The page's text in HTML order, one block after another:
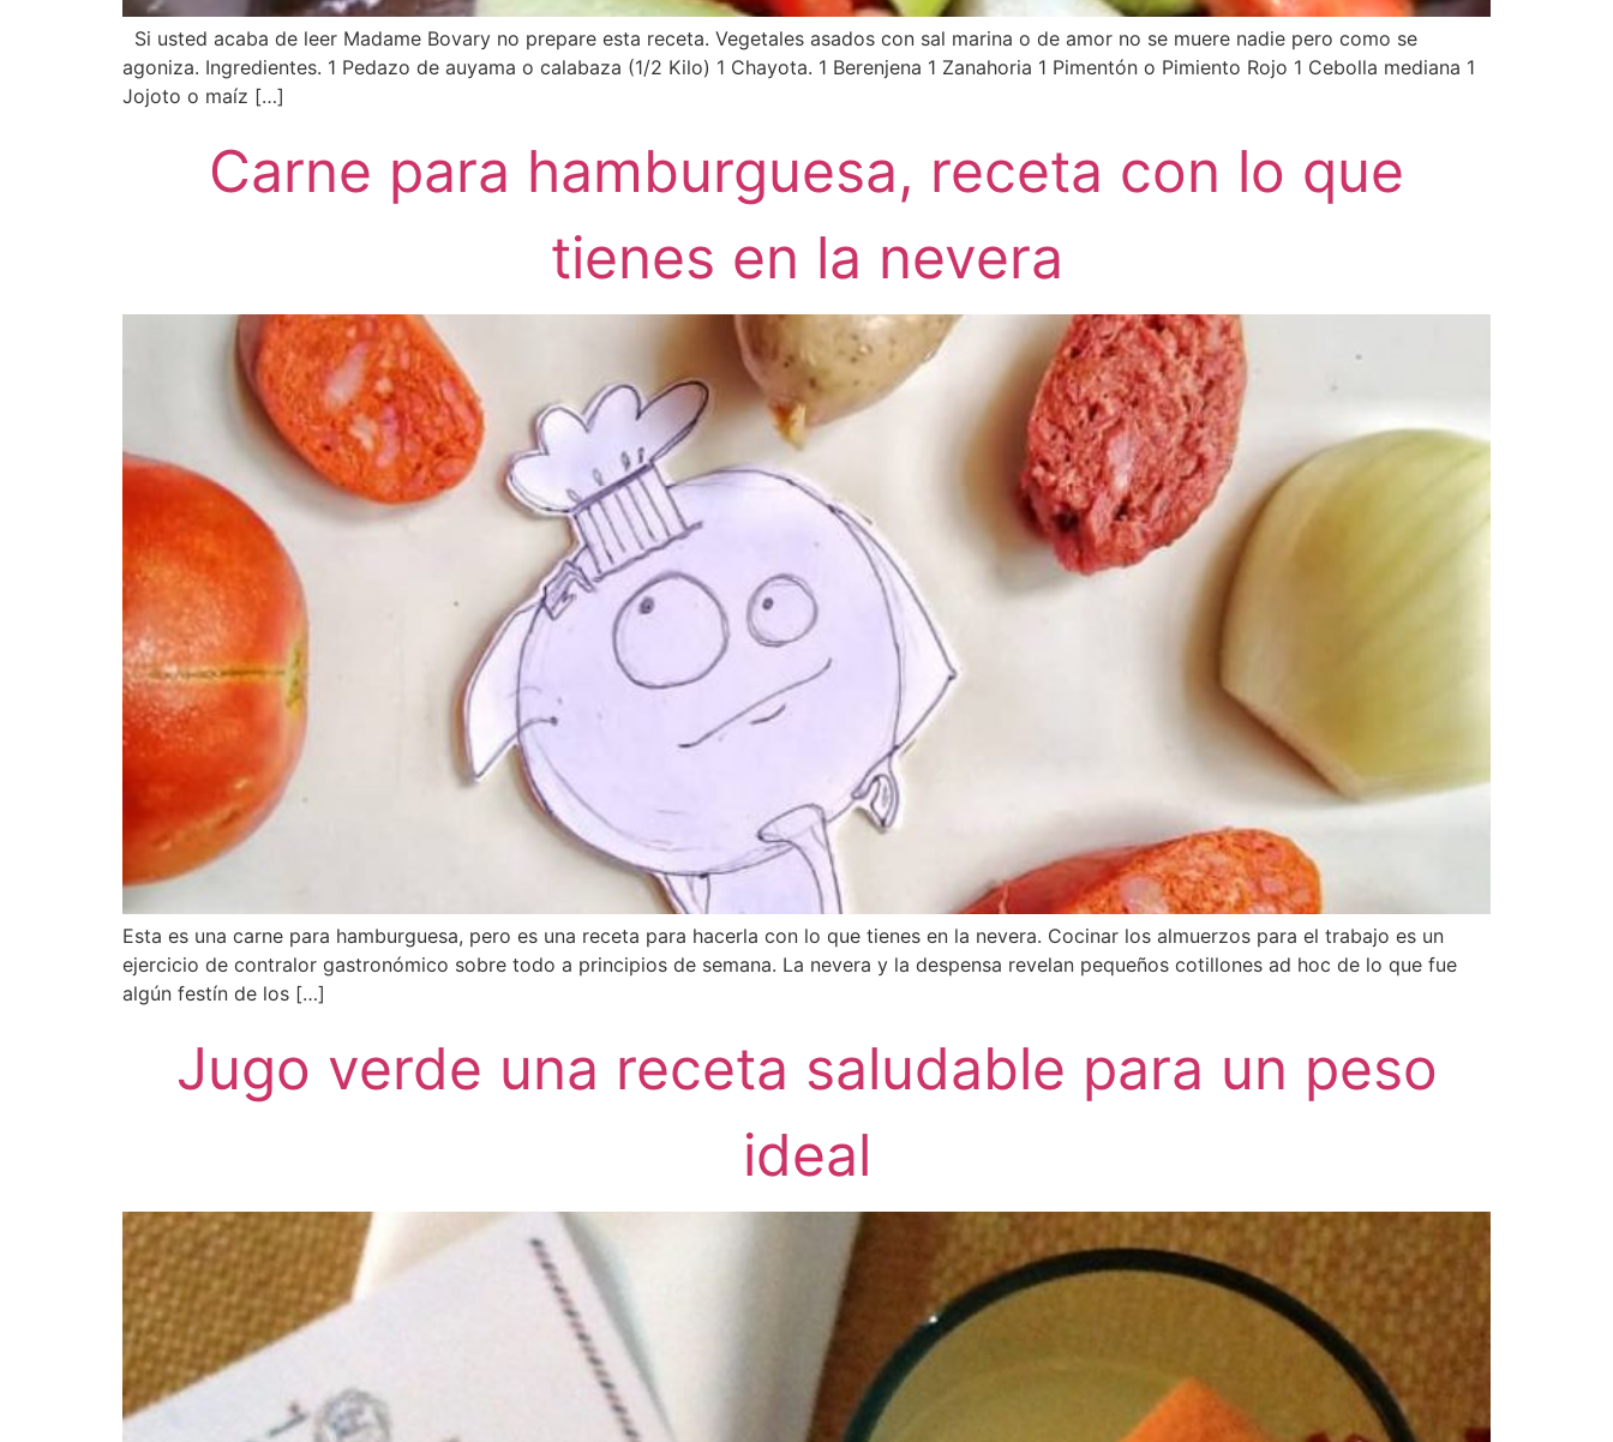
Si usted acaba de leer Madame Bovary no prepare esta receta. Vegetales asados con sal marina o de amor no se muere nadie pero como se
agoniza. Ingredientes. 1 Pedazo de auyama o calabaza (1/2 Kilo) 1 Chayota. 1 Berenjena 1 Zanahoria 1 Pimentón o Pimiento Rojo 1 Cebolla mediana 1
Jojoto o maíz […]
Carne para hamburguesa, receta con lo que
tienes en la nevera
Esta es una carne para hamburguesa, pero es una receta para hacerla con lo que tienes en la nevera. Cocinar los almuerzos para el trabajo es un
ejercicio de contralor gastronómico sobre todo a principios de semana. La nevera y la despensa revelan pequeños cotillones ad hoc de lo que fue
algún festín de los […]
Jugo verde una receta saludable para un peso
ideal